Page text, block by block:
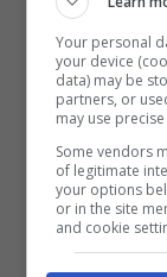
dichiarato
modo in
con un
credo che
l’Ucraina
Your personal
your device
data) may be
partners, or
may use
Some vendors
of legitimate
your options
or in the site
and cookie